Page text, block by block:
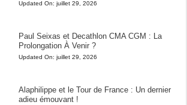
Updated On: juillet 29, 2026
Paul Seixas et Decathlon CMA CGM : La
Prolongation À Venir ?
Updated On: juillet 29, 2026
Alaphilippe et le Tour de France : Un dernier
adieu émouvant !